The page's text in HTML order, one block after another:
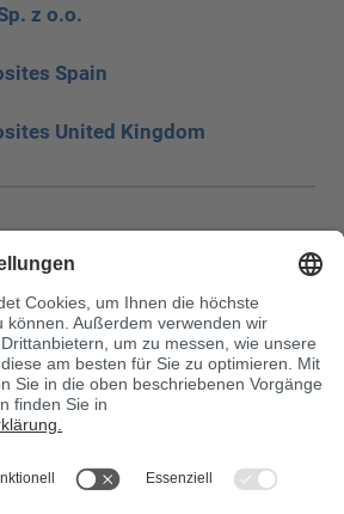
z o.o.
Spain
United Kingdom